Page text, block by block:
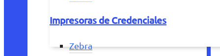
Impresoras de Credenciales
Zebra